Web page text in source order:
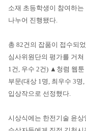
소재 초등학생이 참여하
나누어 진행됐다.
총 82건의 잡품이 접수되
심사위원단의 평가를 거
1건, 우수 2건) ▲청렴 웹툰
부문(대상 1명, 최우수 3명
입상작으로 선정했다.
시상식에는 한전기술 윤